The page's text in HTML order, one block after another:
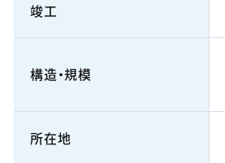
竣工
構造・規模
所在地